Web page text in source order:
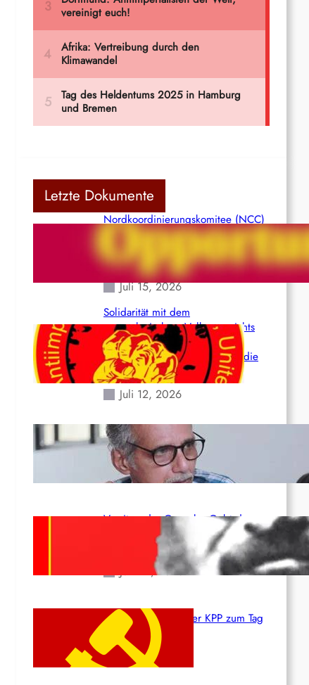
Letzte Dokumente
Nordkoordinierungskomitee (NCC)
der Kommunistischen Partei Indiens
(Maoistisch): Postmoderner
Opportunismus
Juli 15, 2026
Solidarität mit dem
venezolanischem Volk angesichts
der verlorenen Leben und der
katastrophalen Situation durch die
Erdbeben des 24. Juni!
Juli 12, 2026
Indien: „Die Politik der
Kapitulation“ von K. Murali (Ajith)
Juli 1, 2026
Vorsitzender Gonzalo: Gebt das
Leben für die Partei und die
Juni 19, 2026
Beschluss des ZK der KPP zum Tag
des Heldentums
Juni 19, 2026